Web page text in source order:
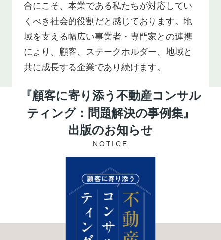
合にこそ、本業である私たちが対応してい
くべき社会的役割だと感じております。地
域を支える幅広い事業者・専門家との連携
により、顧客、ステークホルダー、地域と
共に成長する企業であり続けます。
『顧客に寄り添う不動産コンサル
ティング：問題解決の事例集』
出版のお知らせ
NOTICE